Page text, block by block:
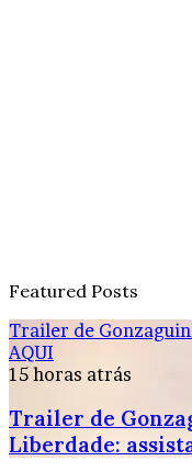
Featured Posts
Trailer de
AQUI
15 horas atrás
Trailer de
Liberdade: